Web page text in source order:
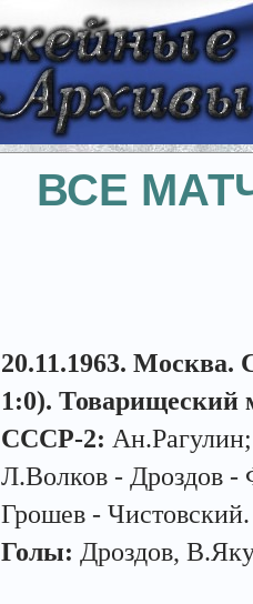
ВСЕ
20.11.1963. Москва.
1:0). Товарищеский
СССР-2:
Л.Волков - Дроздов
Грошев - Чистовский.
Голы: Дроздов,